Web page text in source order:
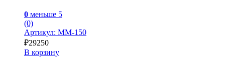
0 меньше 5
(0)
Артикул: MM-150
₽29250
В корзину